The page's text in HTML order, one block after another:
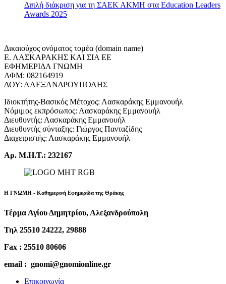
Διπλή διάκριση για τη ΣΑΕΚ ΑΚΜΗ στα Education Leaders
Awards 2025
Δικαιούχος ονόματος τομέα (domain name)
Ε. ΛΑΣΚΑΡΑΚΗΣ ΚΑΙ ΣΙΑ ΕΕ
ΕΦΗΜΕΡΙΔΑ ΓΝΩΜΗ
ΑΦΜ: 082164919
ΔΟΥ: ΑΛΕΞΑΝΔΡΟΥΠΟΛΗΣ
Ιδιοκτήτης-Βασικός Μέτοχος: Λασκαράκης Εμμανουήλ
Νόμιμος εκπρόσωπος: Λασκαράκης Εμμανουήλ
Διευθυντής: Λασκαράκης Εμμανουήλ
Διευθυντής σύνταξης: Γιώργος Πανταζίδης
Διαχειριστής: Λασκαράκης Εμμανουήλ
Αρ. Μ.Η.Τ.: 232167
Η ΓΝΩΜΗ - Καθημερινή Εφημερίδα της Θράκης
Τέρμα Αγίου Δημητρίου, Αλεξανδρούπολη
Τηλ 25510 24222, 29888
Fax : 25510 80606
email : gnomi@gnomionline.gr
Επικοινωνία